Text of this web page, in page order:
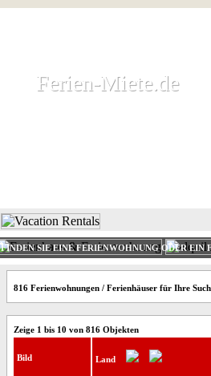
Ferien-Miete.de
Ferien-Miete.de
FINDEN SIE EINE FERIENWOHNUNG ODER EIN
816 Ferienwohnungen / Ferienhäuser für Ihre
Zeige 1 bis 10 von 816 Objekten
Bild Land